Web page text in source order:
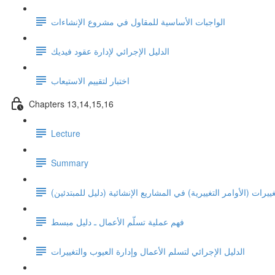
الواجبات الأساسية للمقاول في مشروع الإنشاءات
الدليل الإجرائي لإدارة عقود فيديك
اختبار لتقييم الاستيعاب
Chapters 13,14,15,16
Lecture
Summary
(الأوامر التغييرية) في المشاريع الإنشائية (دليل للمبتدئين)
فهم عملية تسلّم الأعمال ـ دليل مبسط
الدليل الإجرائي لتسلم الأعمال وإدارة العيوب والتغييرات